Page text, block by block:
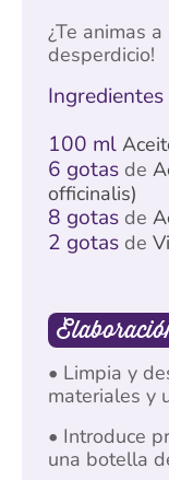
¿Te animas
desperdicio!
100 ml
6 gotas de
officinalis)
8 gotas de
2 gotas de
• Limpia y
materiales y
• Introduce
una botella